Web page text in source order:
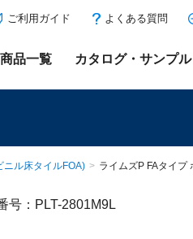
ご利用ガイド よくある質問
商品一覧 カタログ・サンプル
ニル床タイルFOA) > ライムズP FAタイプ
号：PLT-2801M9L